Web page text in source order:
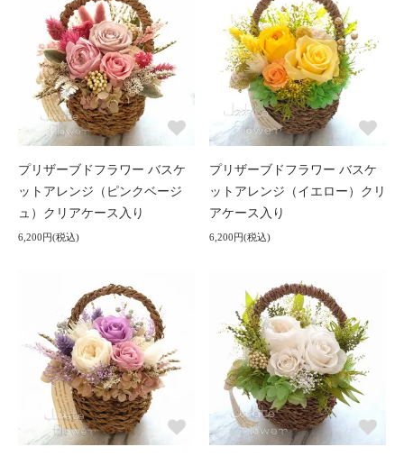
プリザーブドフラワー バスケ
ットアレンジ（ピンクベージ
ュ）クリアケース入り
6,200円(税込)
プリザーブドフラワー バスケ
ットアレンジ（イエロー）クリ
アケース入り
6,200円(税込)